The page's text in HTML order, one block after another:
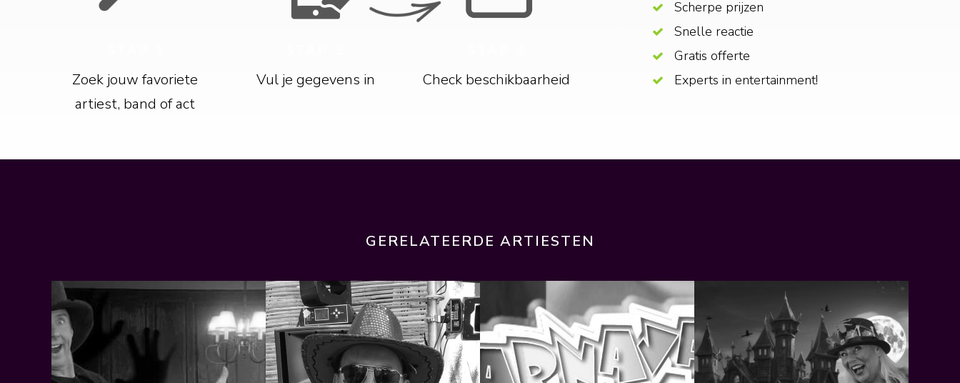
Zoek jouw favoriete
artiest, band of act
Vul je gegevens in Check beschikbaarheid
Scherpe prijzen
Snelle reactie
Gratis offerte
Experts in entertainment!
GERELATEERDE ARTIESTEN